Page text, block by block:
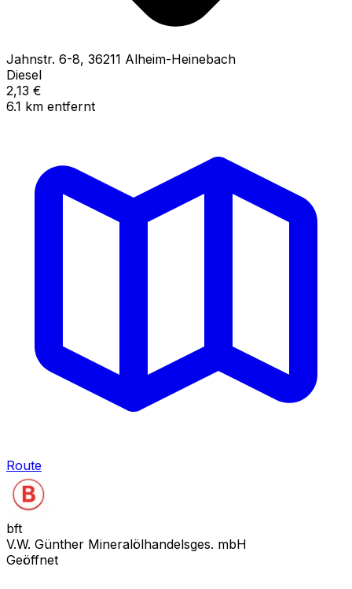
Jahnstr. 6-8, 36211 Alheim-Heinebach
Diesel
2,13 €
6.1 km entfernt
Route
bft
V.W. Günther Mineralölhandelsges. mbH
Geöffnet